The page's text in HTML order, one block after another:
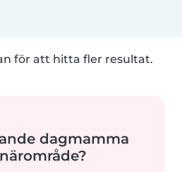
för att hitta fler resultat.
dagmamma